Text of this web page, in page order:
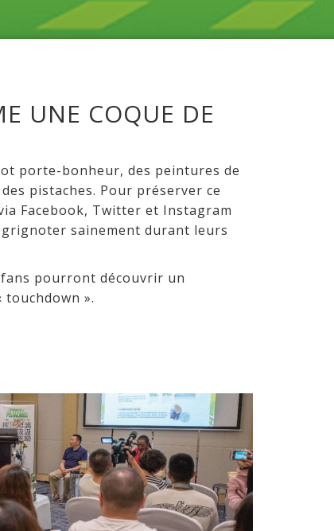
UNE COQUE DE
porte-bonheur, des peintures de
pistaches. Pour préserver ce
Facebook, Twitter et Instagram
grignoter sainement durant leurs
fans pourront découvrir un
».